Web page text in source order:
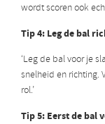
wordt scoren ook
Tip 4: Leg de bal
‘Leg de bal voor je
snelheid en richting.
rol.’
Tip 5: Eerst de bal